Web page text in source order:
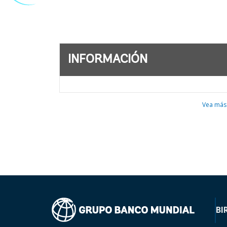
INFORMACIÓN
Vea más